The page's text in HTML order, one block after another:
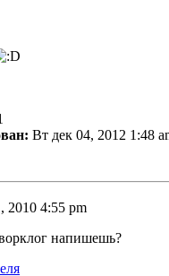
Вт дек 04, 2012 1:48
2010 4:55 pm
напишешь?